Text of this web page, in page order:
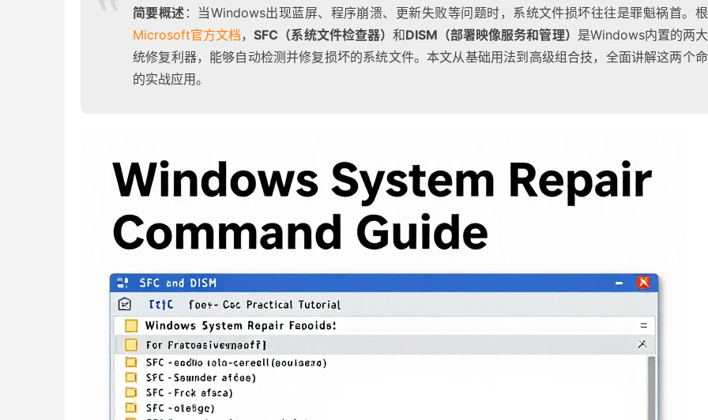
简要概述 ：当Windows出现蓝屏、程序崩溃、更新失败等问题时，系统文件损坏往往是罪魁祸首。
Microsoft官方文档，SFC（系统文件检查器） 和DISM（部署映像服务和管理） 是Windows内置的两
统修复利器，能够自动检测并修复损坏的系统文件。本文从基础用法到高级组合技，全面讲解这两个
的实战应用。